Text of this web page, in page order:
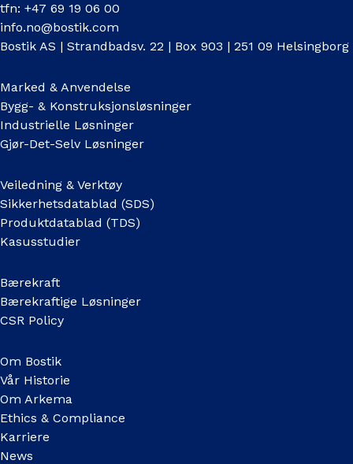
tfn: +47 69 19 06 00
info.no@bostik.com
Bostik AS | Strandbadsv. 22 | Box 903 | 251 09 Helsingborg
Marked & Anvendelse
Bygg- & Konstruksjonsløsninger
Industrielle Løsninger
Gjør-Det-Selv Løsninger
Veiledning & Verktøy
Sikkerhetsdatablad (SDS)
Produktdatablad (TDS)
Kasusstudier
Bærekraft
Bærekraftige Løsninger
CSR Policy
Om Bostik
Vår Historie
Om Arkema
Ethics & Compliance
Karriere
News